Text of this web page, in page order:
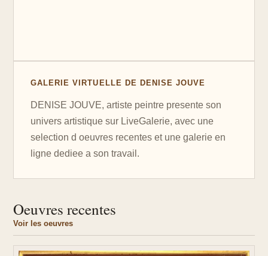
GALERIE VIRTUELLE DE DENISE JOUVE
DENISE JOUVE, artiste peintre presente son
univers artistique sur LiveGalerie, avec une
selection d oeuvres recentes et une galerie en
ligne dediee a son travail.
Oeuvres recentes
Voir les oeuvres